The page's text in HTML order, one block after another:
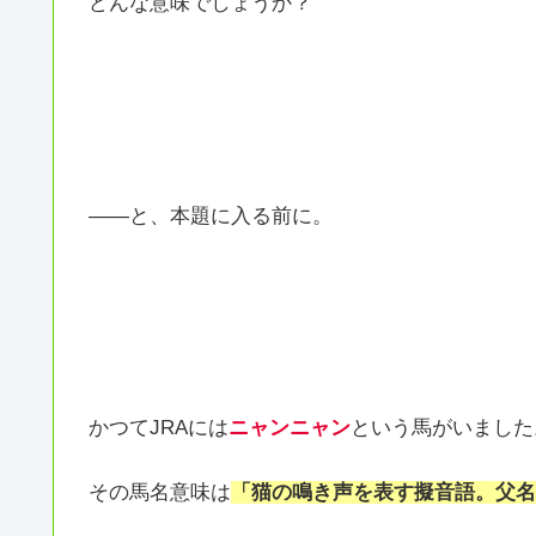
――と、本題に入る前に。
かつてJRAにはニャンニャンという馬がいました
その馬名意味は 「猫の鳴き声を表す擬音語。父